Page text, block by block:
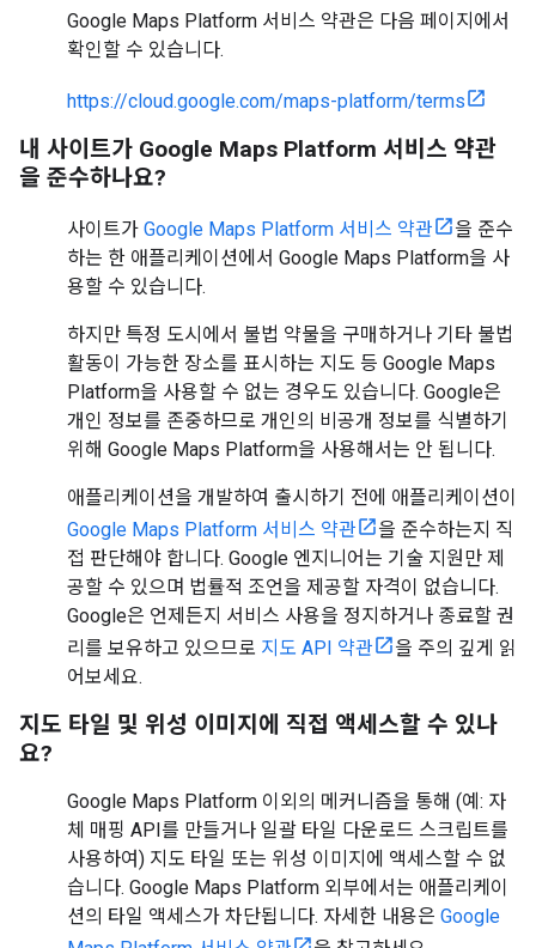
Google Maps Platform 서비스 약관은 다음 페이지에서
확인할 수 있습니다.
https://cloud.google.com/maps-platform/terms
내 사이트가 Google Maps Platform 서비스 약관
을 준수하나요?
사이트가 Google Maps Platform 서비스 약관
을 준수
하는 한 애플리케이션에서 Google Maps Platform을 사
용할 수 있습니다.
하지만 특정 도시에서 불법 약물을 구매하거나 기타 불법
활동이 가능한 장소를 표시하는 지도 등 Google Maps
Platform을 사용할 수 없는 경우도 있습니다. Google은
개인 정보를 존중하므로 개인의 비공개 정보를 식별하기
위해 Google Maps Platform을 사용해서는 안 됩니다.
애플리케이션을 개발하여 출시하기 전에 애플리케이션이
Google Maps Platform 서비스 약관
을 준수하는지 직
접 판단해야 합니다. Google 엔지니어는 기술 지원만 제
공할 수 있으며 법률적 조언을 제공할 자격이 없습니다.
Google은 언제든지 서비스 사용을 정지하거나 종료할 권
리를 보유하고 있으므로 지도 API 약관
을 주의 깊게 읽
어보세요.
지도 타일 및 위성 이미지에 직접 액세스할 수 있나
요?
Google Maps Platform 이외의 메커니즘을 통해 (예: 자
체 매핑 API를 만들거나 일괄 타일 다운로드 스크립트를
사용하여) 지도 타일 또는 위성 이미지에 액세스할 수 없
습니다. Google Maps Platform 외부에서는 애플리케이
션의 타일 액세스가 차단됩니다. 자세한 내용은 Google